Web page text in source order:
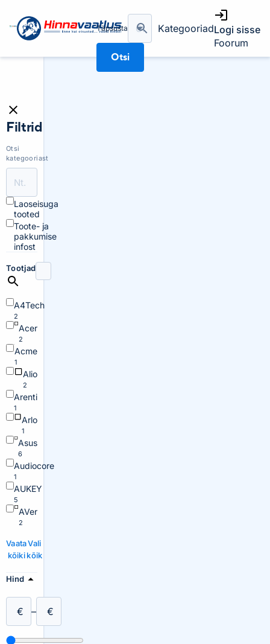
Täpsusta
Otsi
KategooriadLogi sisse
Foorum
Filtrid
Otsi
kategooriast
Laoseisuga
tooted
Toote- ja
pakkumise
infost
Tootjad
A4Tech
2
Acer
2
Acme
1
Alio
2
Arenti
1
Arlo
1
Asus
6
Audiocore
1
AUKEY
5
AVer
2
Vaata
kõiki
Vali
kõik
Hind
€ – €